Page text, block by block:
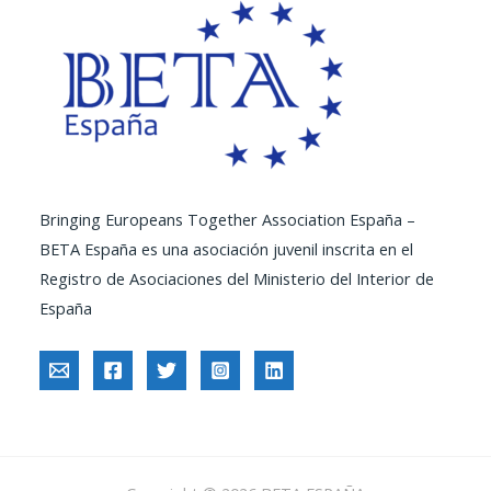
Bringing Europeans Together Association España –
BETA España es una asociación juvenil inscrita en el
Registro de Asociaciones del Ministerio del Interior de
España